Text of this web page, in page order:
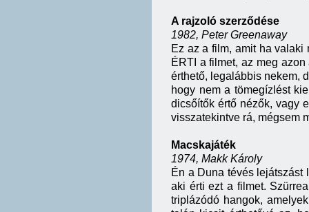
A rajzoló szerződése
1982, Peter Greenaway
Ez az a film, amit ha
ÉRTI a filmet, az meg
érthető, legalábbis nekem,
hogy nem a tömegízlést
dicsőítők értő nézők, vagy
visszatekintve rá, mégsem
Macskajáték
1974, Makk Károly
Én a Duna tévés lejátszást
aki érti ezt a filmet.
triplázódó hangok,